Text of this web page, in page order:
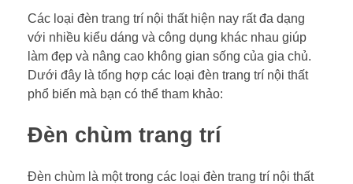
Các loại đèn trang trí nội thất hiện nay rất đa dạng
với nhiều kiểu dáng và công dụng khác nhau giúp
làm đẹp và nâng cao không gian sống của gia chủ.
Dưới đây là tổng hợp các loại đèn trang trí nội thất
phổ biến mà bạn có thể tham khảo:
Đèn chùm trang trí
Đèn chùm là một trong các loại đèn trang trí nội thất